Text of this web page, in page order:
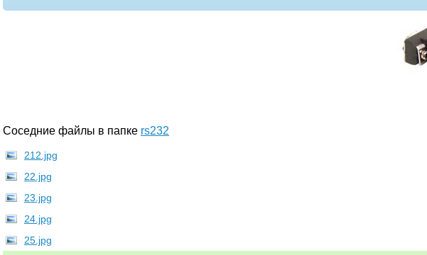
Соседние файлы в папке rs232
212.jpg
22.jpg
23.jpg
24.jpg
25.jpg